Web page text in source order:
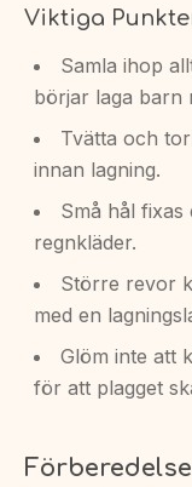
Viktiga
Samla ihop
börjar laga barn
Tvätta och
innan lagning.
Små hål fixas
regnkläder.
Större revor
med en
Glöm inte att
för att plagget